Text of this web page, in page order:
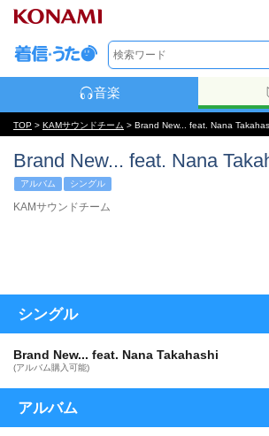
音楽
TOP > KAMサウンドチーム > Brand New... feat. Nana
Brand New... feat. Nana
アルバム シングル
KAMサウンドチーム
シングル
Brand New... feat. Nana Takahashi
(アルバム購入可能)
アルバム